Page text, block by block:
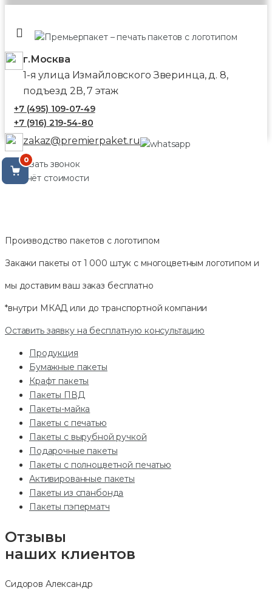
г.Москва
1-я улица Измайловского Зверинца, д. 8,
подъезд 2В, 7 этаж
+7 (495) 109-07-49
+7 (916) 219-54-80
zakaz@premierpaket.ru
Заказать звонок
Расчёт стоимости
0
Производство пакетов с логотипом
Закажи пакеты от 1 000 штук с многоцветным логотипом и
мы доставим ваш заказ бесплатно
*внутри МКАД или до транспортной компании
Оставить заявку на бесплатную консультацию
Продукция
Бумажные пакеты
Крафт пакеты
Пакеты ПВД
Пакеты-майка
Пакеты с печатью
Пакеты с вырубной ручкой
Подарочные пакеты
Пакеты с полноцветной печатью
Активированные пакеты
Пакеты из спанбонда
Пакеты пэперматч
Отзывы
наших клиентов
Сидоров Александр